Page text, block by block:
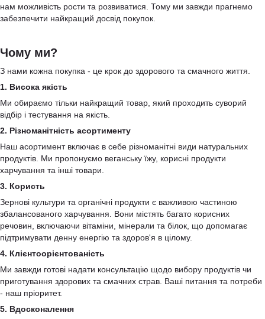
нам можливість рости та розвиватися. Тому ми завжди прагнемо
забезпечити найкращий досвід покупок.
Чому ми?
З нами кожна покупка - це крок до здорового та смачного життя.
1. Висока якість
Ми обираємо тільки найкращий товар, який проходить суворий
відбір і тестування на якість.
2. Різноманітність асортименту
Наш асортимент включає в себе різноманітні види натуральних
продуктів. Ми пропонуємо веганську їжу, корисні продукти
харчування та інші товари.
3. Користь
Зернові культури та органічні продукти є важливою частиною
збалансованого харчування. Вони містять багато корисних
речовин, включаючи вітаміни, мінерали та білок, що допомагає
підтримувати денну енергію та здоров'я в цілому.
4. Клієнтоорієнтованість
Ми завжди готові надати консультацію щодо вибору продуктів чи
приготування здорових та смачних страв. Ваші питання та потреби
- наш пріоритет.
5. Вдосконалення